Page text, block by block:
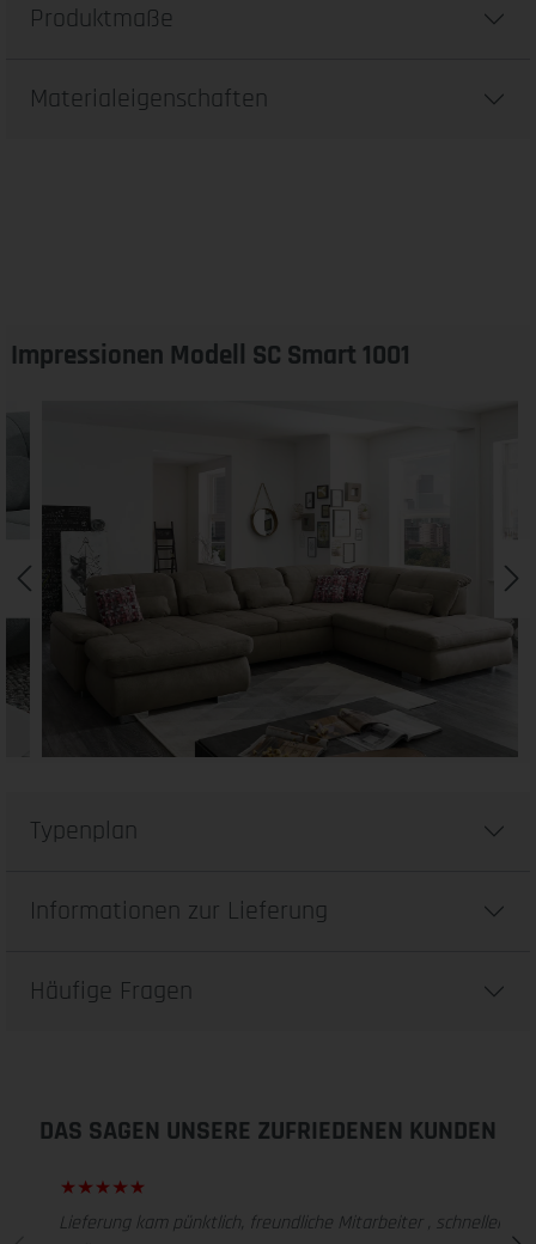
Produktmaße
Materialeigenschaften
Impressionen Modell SC Smart 1001
Typenplan
Informationen zur Lieferung
Häufige Fragen
DAS SAGEN UNSERE ZUFRIEDENEN KUNDEN
Lieferung kam pünktlich, freundliche Mitarbeiter , schneller